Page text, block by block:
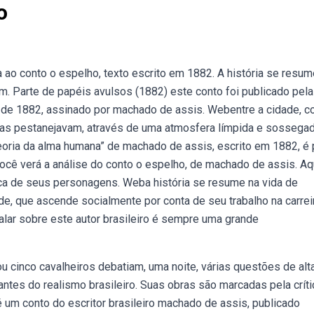
conto o espelho, texto escrito em 1882. A história se
Parte de papéis avulsos (1882) este conto foi publicado pela
1882, assinado por machado de assis. Webentre a cidade,
pestanejavam, através de uma atmosfera límpida e
da alma humana” de machado de assis, escrito em 1882, é
verá a análise do conto o espelho, de machado de assis.
de seus personagens. Weba história se resume na vida de
que ascende socialmente por conta de seu trabalho na
sobre este autor brasileiro é sempre uma grande
cinco cavalheiros debatiam, uma noite, várias questões de
do realismo brasileiro. Suas obras são marcadas pela
conto do escritor brasileiro machado de assis, publicado